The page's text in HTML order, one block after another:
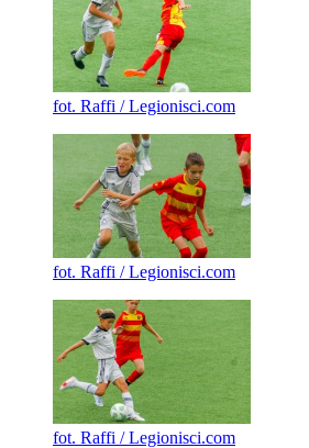
fot. Raffi / Legionisci.com
fot. Raffi / Legionisci.com
fot. Raffi / Legionisci.com